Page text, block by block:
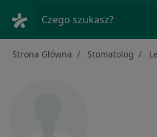
Czego szukasz?
Strona Główna Stomatolog